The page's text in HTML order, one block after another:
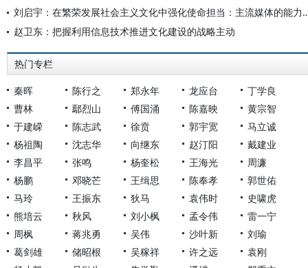
刘启宇：在繁荣发展社会主义文化
赵卫东：把握利用信息技术推进文化建设的战略主动
热门专栏
秦晖 陈行之 郑永年 龙应台
丁学良
曹林
鄢烈山 傅国涌 陈嘉映
黄宗智
于建嵘
陈志武 徐贲 郭宇宽
马立诚
杨祖陶
沈志华 向继东 赵汀阳
戴建业
李昌平
张鸣 杨奎松 王海光
周濂
杨鹏
邓晓芒 王缉思 陈奉孝
郭世佑
马玲
王振东 狄马 袁伟时
史啸虎
熊培云
秋风 刘小枫 孟令伟
雷一宁
周枫
蒋兆勇 吴伟 沙叶新
刘瑜
葛剑雄
储昭根 吴稼祥 许之远
袁刚